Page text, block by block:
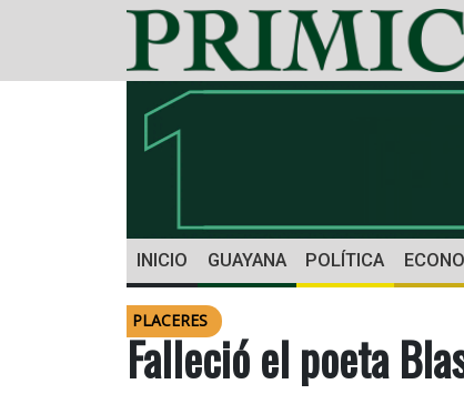
INICIO GUAYANA POLÍTICA
PLACERES
Falleció el poeta